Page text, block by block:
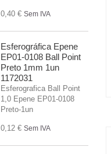
0,40 € Sem IVA
Esferográfica Epene
EP01-0108 Ball Point
Preto 1mm 1un
1172031
Esferografica Ball Point
1,0 Epene EP01-0108
Preto-1un
0,12 € Sem IVA